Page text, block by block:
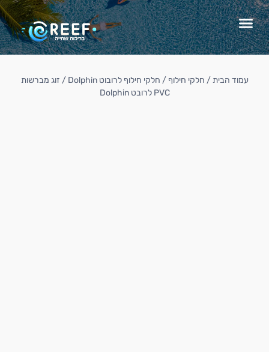
עמוד הבית/ חלקי חילוף / חלקי חילוף לרובוט Dolphin
/ זוג מברשות
PVC לרובט Dolphin